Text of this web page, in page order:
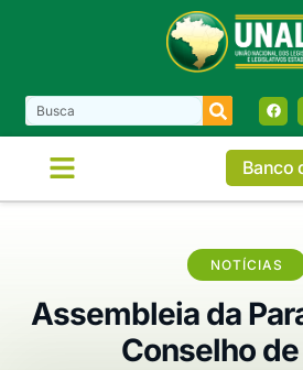
Banco
NOTÍCIAS
Assembleia da
Conselho